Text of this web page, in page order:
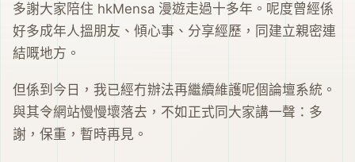
多謝大家陪住 hkMensa 漫遊走過十多年。呢度曾經係
好多成年人搵朋友、傾心事、分享經歷，同建立親密連
結嘅地方。
但係到今日，我已經冇辦法再繼續維護呢個論壇系統。
與其令網站慢慢壞落去，不如正式同大家講一聲：多
謝，保重，暫時再見。